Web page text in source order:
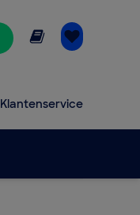
Online lezen
Klantenservice